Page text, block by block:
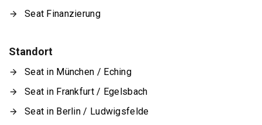
Seat Finanzierung
Standort
Seat in München / Eching
Seat in Frankfurt / Egelsbach
Seat in Berlin / Ludwigsfelde